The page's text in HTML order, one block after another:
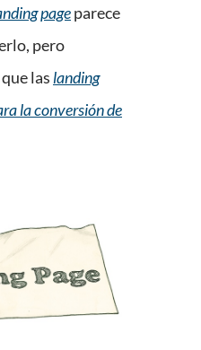
pageparece
pero
las landing
la conversión de